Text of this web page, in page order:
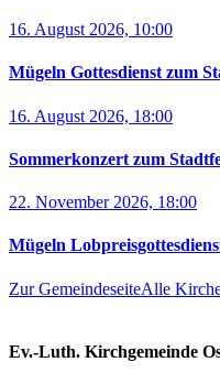
16. August 2026, 10:00
Mügeln Gottesdienst zum
16. August 2026, 18:00
Sommerkonzert zum
22. November 2026, 18:00
Mügeln
Zur GemeindeseiteAlle
Ev.-Luth. Kirchgemeinde